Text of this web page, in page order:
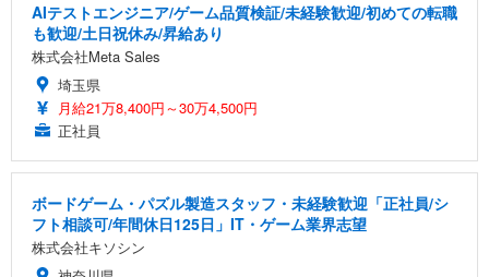
AIテストエンジニア/ゲーム品質検証/未経験歓迎/初めての転職
も歓迎/土日祝休み/昇給あり
株式会社Meta Sales
埼玉県
月給21万8,400円～30万4,500円
正社員
ボードゲーム・パズル製造スタッフ・未経験歓迎「正社員/シ
フト相談可/年間休日125日」IT・ゲーム業界志望
株式会社キソシン